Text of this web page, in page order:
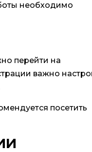
необходимо
перейти на
важно
посетить